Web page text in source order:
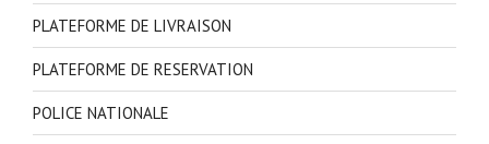
PLATEFORME DE LIVRAISON
PLATEFORME DE RESERVATION
POLICE NATIONALE